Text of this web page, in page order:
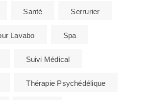
Santé Serrurier
Lavabo Spa
Suivi Médical
Thérapie Psychédélique